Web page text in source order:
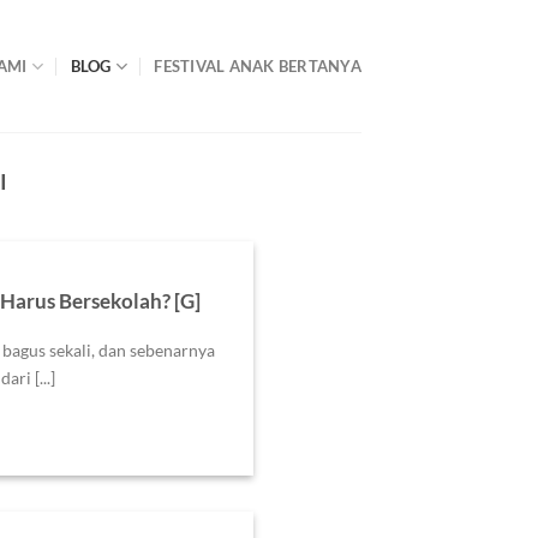
BLOG FESTIVAL ANAK BERTANYA
Bersekolah? [G]
sekali, dan sebenarnya
[...]